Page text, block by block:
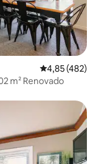
4,85 de uma
4,85 (482)
m² Renovado